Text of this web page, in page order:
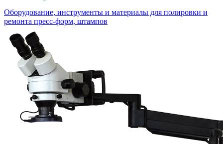
Оборудование, инструменты и материалы для полировки и
ремонта пресс-форм, штампов